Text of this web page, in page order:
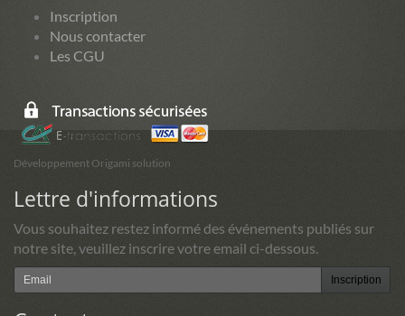
Inscription
Nous contacter
Les CGU
Développement Origami solution
Lettre d'informations
Vous souhaitez restez informé des événements publiés sur
notre site, veuillez inscrire votre email ci-dessous.
Inscription